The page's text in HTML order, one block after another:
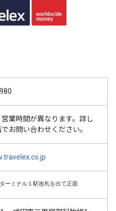
業時間が異なります。詳し
お問い合わせください。
ーミナル１駅改札を出て正面